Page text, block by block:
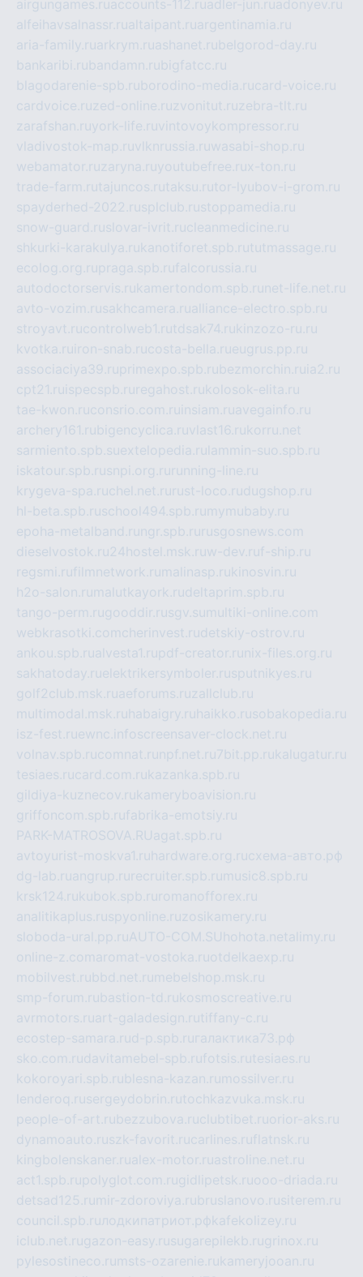
airgungames.ruaccounts-112.ruadler-jun.ruadonyev.ru
alfeihavsalnassr.rualtaipant.ruargentinamia.ru
aria-family.ruarkrym.ruashanet.rubelgorod-day.ru
bankaribi.rubandamn.rubigfatcc.ru
blagodarenie-spb.ruborodino-media.rucard-voice.ru
cardvoice.ruzed-online.ruzvonitut.ruzebra-tlt.ru
zarafshan.ruyork-life.ruvintovoykompressor.ru
vladivostok-map.ruvlknrussia.ruwasabi-shop.ru
webamator.ruzaryna.ruyoutubefree.rux-ton.ru
trade-farm.rutajuncos.rutaksu.rutor-lyubov-i-grom.ru
spayderhed-2022.rusplclub.rustoppamedia.ru
snow-guard.ruslovar-ivrit.rucleanmedicine.ru
shkurki-karakulya.rukanotiforet.spb.rututmassage.ru
ecolog.org.rupraga.spb.rufalcorussia.ru
autodoctorservis.rukamertondom.spb.ru net-life.net.ru
avto-vozim.rusakhcamera.rualliance-electro.spb.ru
stroyavt.rucontrolweb1.rutdsak74.rukinzozo-ru.ru
kvotka.ru iron-snab.rucosta-bella.rueugrus.pp.ru
associaciya39.ruprimexpo.spb.rubezmorchin.ru ia2.ru
cpt21.ru ispecspb.ru regahost.rukolosok-elita.ru
tae-kwon.ruconsrio.com.ru insiam.ruavegainfo.ru
archery161.rubigencyclica.ruvlast16.rukorru.net
sarmiento.spb.suextelopedia.ru lammin-suo.spb.ru
iskatour.spb.rusnpi.org.ru running-line.ru
krygeva-spa.ruchel.net.ru rust-loco.rudugshop.ru
hl-beta.spb.ruschool494.spb.ru mymubaby.ru
epoha-metalband.ru ngr.spb.ru rusgosnews.com
dieselvostok.ru24hostel.msk.ruw-dev.ruf-ship.ru
regsmi.rufilmnetwork.ru malinasp.rukinosvin.ru
h2o-salon.ru malutkayork.rudeltaprim.spb.ru
tango-perm.rugooddir.rusgv.su multiki-online.com
webkrasotki.comcherinvest.rudetskiy-ostrov.ru
ankou.spb.rualvesta1.rupdf-creator.ru nix-files.org.ru
sakhatoday.ruelektrikersymboler.rusputnikyes.ru
golf2club.msk.ruaeforums.ruzallclub.ru
multimodal.msk.ru habaigry.ru haikko.rusobakopedia.ru
isz-fest.ruewnc.infoscreensaver-clock.net.ru
volnav.spb.rucomnat.ru npf.net.ru 7bit.pp.rukalugatur.ru
tesiaes.rucard.com.rukazanka.spb.ru
gildiya-kuznecov.rukameryboavision.ru
griffoncom.spb.rufabrika-emotsiy.ru
PARK-MATROSOVA.RUagat.spb.ru
avtoyurist-moskva1.ru hardware.org.ruсхема-авто.рф
dg-lab.ruangrup.ru recruiter.spb.ru music8.spb.ru
krsk124.rukubok.spb.ru romanofforex.ru
analitikaplus.ruspyonline.ruzosikamery.ru
sloboda-ural.pp.ruAUTO-COM.SU hohota.net alimy.ru
online-z.comaromat-vostoka.ruotdelkaexp.ru
mobilvest.rubbd.net.ru mebelshop.msk.ru
smp-forum.rubastion-td.rukosmoscreative.ru
avrmotors.ruart-galadesign.rutiffany-c.ru
ecostep-samara.rud-p.spb.ru галактика73.рф
sko.com.rudavitamebel-spb.rufotsis.rutesiaes.ru
kokoroyari.spb.rublesna-kazan.ru mossilver.ru
lenderoq.rusergeydobrin.rutochkazvuka.msk.ru
people-of-art.rubezzubova.ruclubtibet.ruorior-aks.ru
dynamoauto.ruszk-favorit.rucarlines.ruflatnsk.ru
kingbolenskaner.rualex-motor.ruastroline.net.ru
act1.spb.rupolyglot.com.rugidlipetsk.ruooo-driada.ru
detsad125.ru mir-zdoroviya.rubruslanovo.rusiterem.ru
council.spb.ruлодкипатриот.рфkafekolizey.ru
iclub.net.rugazon-easy.rusugarepilekb.rugrinox.ru
pylesostineco.ru msts-ozarenie.rukameryjooan.ru